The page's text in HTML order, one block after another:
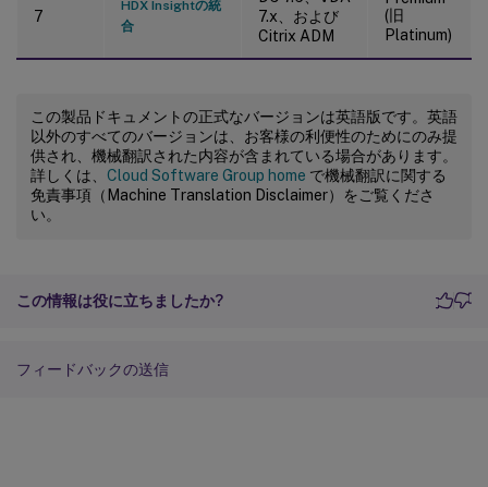
7
HDX Insightの統
合
7.x、および
Citrix ADM
(旧
Platinum)
この製品ドキュメントの正式なバージョンは英語版です。英語
以外のすべてのバージョンは、お客様の利便性のためにのみ提
供され、機械翻訳された内容が含まれている場合があります。
詳しくは、 Cloud Software Group home で機械翻訳に関する
免責事項（Machine Translation Disclaimer）をご覧くださ
い。
この情報は役に立ちましたか?
フィードバックの送信